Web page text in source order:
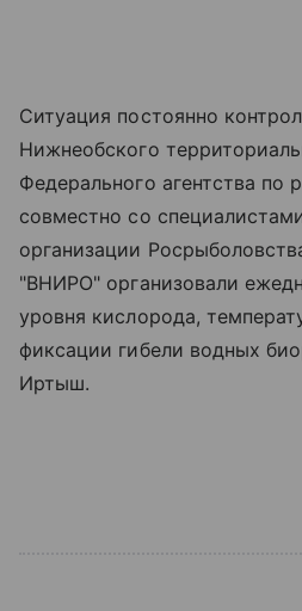
Ситуация постоянно
Нижнеобского
Федерального агентства по
совместно со
организации
"ВНИРО" организовали
уровня кислорода,
фиксации гибели водных
Иртыш.